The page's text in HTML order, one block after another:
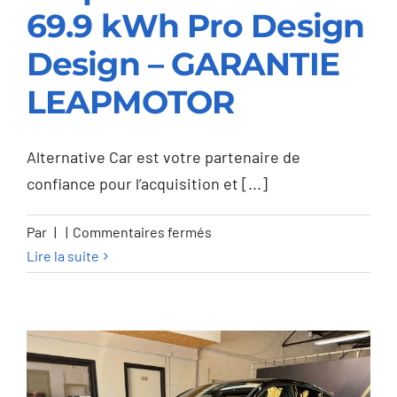
Leapmotor C10 C10
69.9 kWh Pro Design
Design – GARANTIE
69.9 kWh Pro Design
Design – GARANTIE
LEAPMOTOR
Alternative Car est votre partenaire de
confiance pour l’acquisition et [...]
Par | | Commentaires fermés
C10
69.9
kWh
Lire la suite